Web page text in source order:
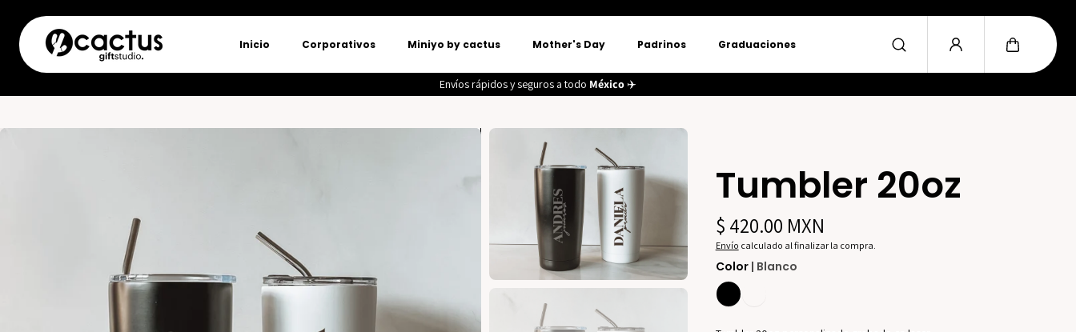
conteni
do Inicio Corporativos Miniyo by cactus Mother's Day Padrinos Graduaciones
Envíos rápidos y seguros a todo México✈️
Tumbler 20oz
$ 420.00 MXN
Envío calculado al finalizar la compra.
Color | Blanco